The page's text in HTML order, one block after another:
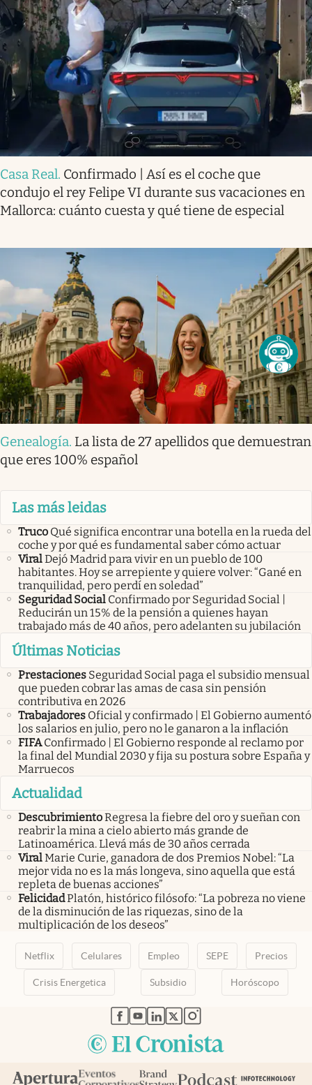
Casa Real. Confirmado | Así es el coche que
condujo el rey Felipe VI durante sus vacaciones en
Mallorca: cuánto cuesta y qué tiene de especial
Genealogía. La lista de 27 apellidos que demuestran
que eres 100% español
Las más leidas
Truco Qué significa encontrar una botella en la rueda del
coche y por qué es fundamental saber cómo actuar
ViralDejó Madrid para vivir en un pueblo de 100
habitantes. Hoy se arrepiente y quiere volver: “Gané en
tranquilidad, pero perdí en soledad”
Seguridad Social Confirmado por Seguridad Social |
Reducirán un 15% de la pensión a quienes hayan
trabajado más de 40 años, pero adelanten su jubilación
Últimas Noticias
Prestaciones Seguridad Social paga el subsidio mensual
que pueden cobrar las amas de casa sin pensión
contributiva en 2026
Trabajadores Oficial y confirmado | El Gobierno aumentó
los salarios en julio, pero no le ganaron a la inflación
FIFA Confirmado | El Gobierno responde al reclamo por
la final del Mundial 2030 y fija su postura sobre España y
Marruecos
Actualidad
DescubrimientoRegresa la fiebre del oro y sueñan con
reabrir la mina a cielo abierto más grande de
Latinoamérica. Llevá más de 30 años cerrada
ViralMarie Curie, ganadora de dos Premios Nobel: “La
mejor vida no es la más longeva, sino aquella que está
repleta de buenas acciones”
FelicidadPlatón, histórico filósofo: “La pobreza no viene
de la disminución de las riquezas, sino de la
multiplicación de los deseos”
Netflix Celulares Empleo SEPE Precios
Crisis Energetica Subsidio Horóscopo
abre en nueva pestaña
abre en nueva pestaña
abre en nueva pestaña
abre en nueva pestaña
abre en nueva pestaña